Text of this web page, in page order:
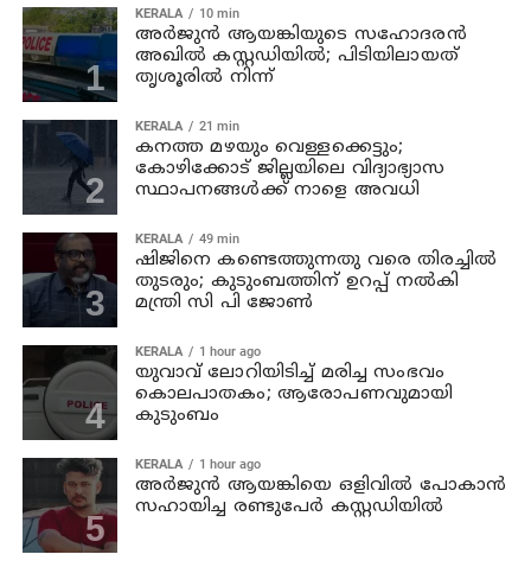
KERALA 10 min
അര്‍ജുന്‍ ആയങ്കിയുടെ സഹോദരന്‍
അഖില്‍ കസ്റ്റഡിയില്‍; പിടിയിലായത്
തൃശൂരില്‍ നിന്ന്
KERALA 21 min
കനത്ത മഴയും വെള്ളക്കെട്ടും;
കോഴിക്കോട് ജില്ലയിലെ വിദ്യാഭ്യാസ
സ്ഥാപനങ്ങള്‍ക്ക് നാളെ അവധി
KERALA 49 min
ഷിജിനെ കണ്ടെത്തുന്നതു വരെ തിരച്ചില്‍
തുടരും; കുടുംബത്തിന് ഉറപ്പ് നല്‍കി
മന്ത്രി സി പി ജോണ്‍
KERALA 1 hour ago
യുവാവ് ലോറിയിടിച്ച് മരിച്ച സംഭവം
കൊലപാതകം; ആരോപണവുമായി
കുടുംബം
KERALA 1 hour ago
അര്‍ജുന്‍ ആയങ്കിയെ ഒളിവില്‍ പോകാന്‍
സഹായിച്ച രണ്ടുപേര്‍ കസ്റ്റഡിയില്‍